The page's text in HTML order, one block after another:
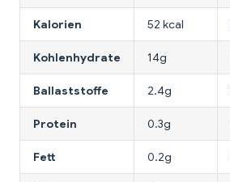
Kalorien 52 kcal
Kohlenhydrate 14g
Ballaststoffe 2.4g
Protein 0.3g
Fett 0.2g